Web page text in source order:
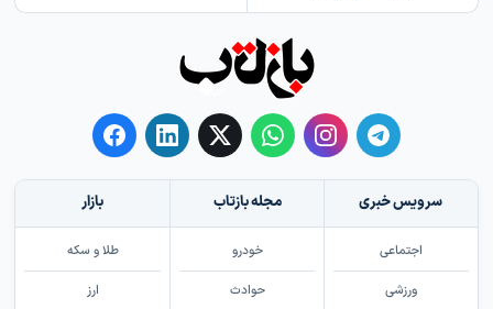
سرویس خبری
اجتماعی
ورزشی
مجله بازتاب
خودرو
حوادث
بازار
طلا و سکه
ارز